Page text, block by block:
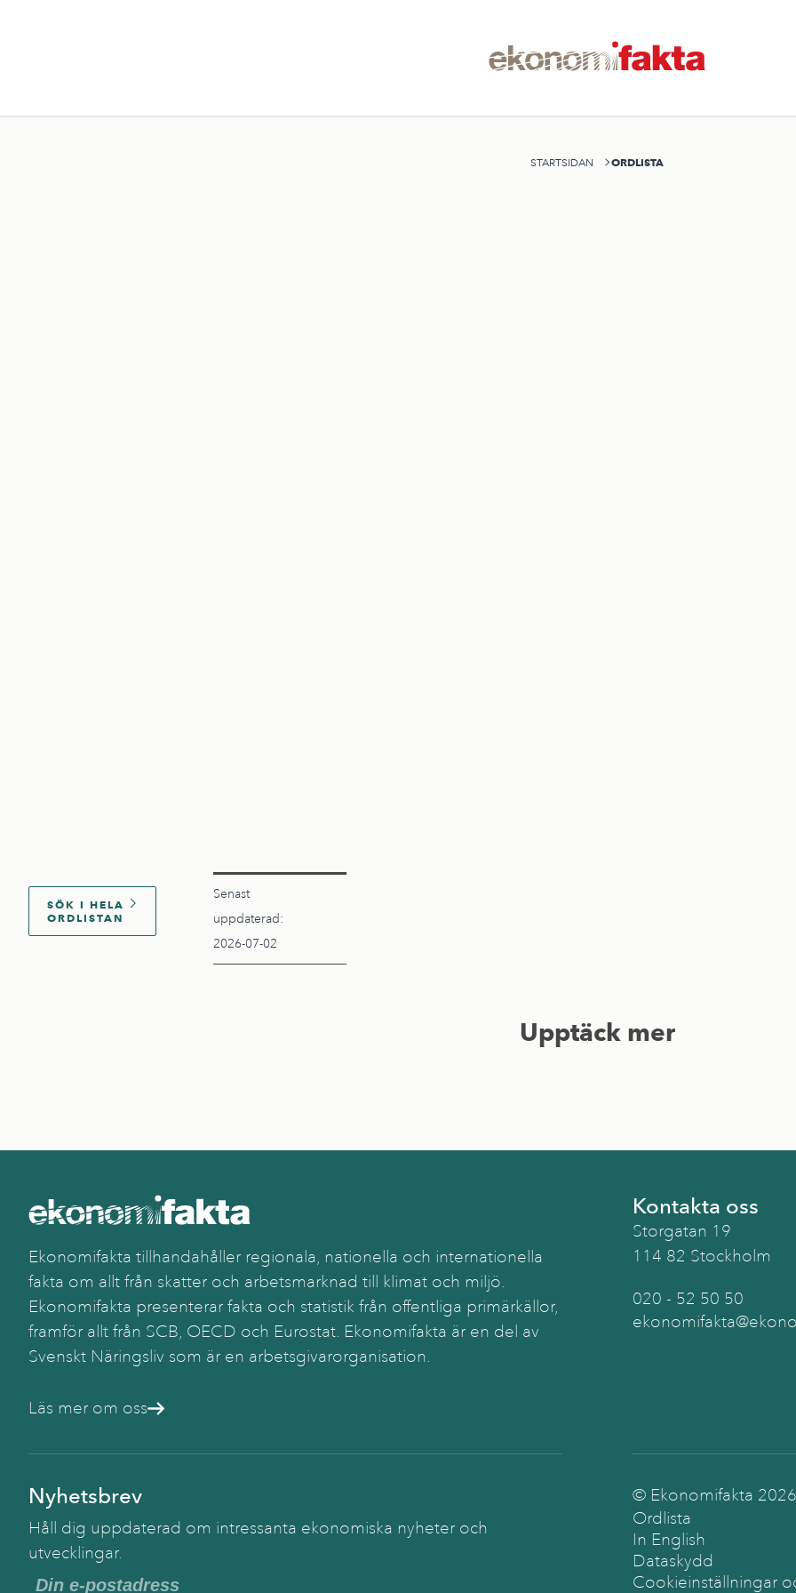
STARTSIDAN ORDLISTA
SÖK I HELA
ORDLISTAN
Senast
uppdaterad:
2026-07-02
Upptäck mer
Ekonomifakta tillhandahåller regionala, nationella och internationella
fakta om allt från skatter och arbetsmarknad till klimat och miljö.
Ekonomifakta presenterar fakta och statistik från offentliga primärkällor,
framför allt från SCB, OECD och Eurostat. Ekonomifakta är en del av
Svenskt Näringsliv som är en arbetsgivarorganisation.
Läs mer om oss
Kontakta oss
Storgatan 19
114 82 Stockholm
020 - 52 50 50
Nyhetsbrev
Håll dig uppdaterad om intressanta ekonomiska nyheter och
utvecklingar.
© Ekonomifakta 2026
Ordlista
In English
Dataskydd
Cookieinställningar